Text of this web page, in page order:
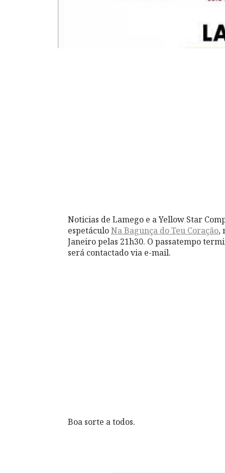
Noticias de Lamego e a Yellow Star
espetáculoNa Bagunça do Teu Coração,
Janeiro pelas 21h30. O passatempo
será contactado via e-mail.
Boa sorte a todos.